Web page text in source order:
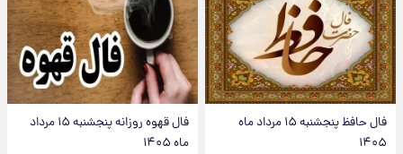
فال حافظ پنجشنبه ۱۵ مرداد ماه
۱۴۰۵
فال قهوه روزانه پنجشنبه ۱۵ مرداد
ماه ۱۴۰۵